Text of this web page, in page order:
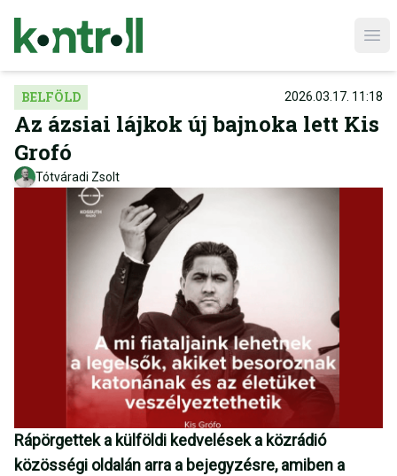
BELFÖLD 2026.03.17. 11:18
Az ázsiai lájkok új bajnoka lett Kis
Grofó
Tótváradi Zsolt
Rápörgettek a külföldi kedvelések a közrádió
közösségi oldalán arra a bejegyzésre, amiben a